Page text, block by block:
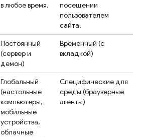
в любое время.
посещении
пользователем
сайта.
Постоянный
(сервер и
демон)
Временный (с
вкладкой)
Глобальный
(настольные
компьютеры,
мобильные
устройства,
облачные
Специфические для
среды (браузерные
агенты)